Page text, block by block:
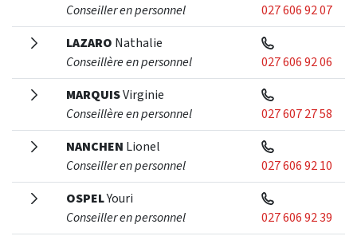
Conseiller en personnel
027 606 92 07
LAZARO Nathalie
Conseillère en personnel
027 606 92 06
MARQUISVirginie
Conseillère en personnel
027 607 27 58
NANCHEN Lionel
Conseiller en personnel
027 606 92 10
OSPELYouri
Conseiller en personnel
027 606 92 39